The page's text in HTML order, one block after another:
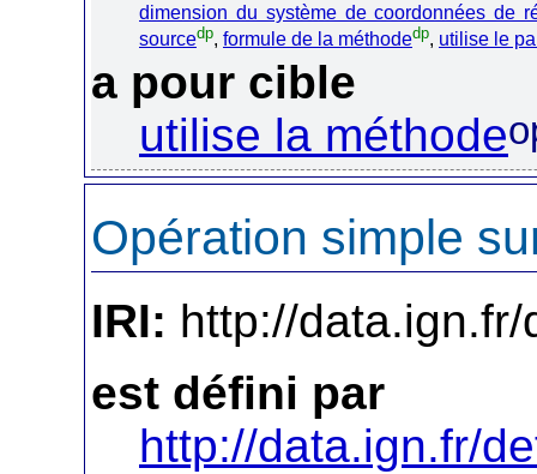
dimension du système de coordonnées de
sourcedp, formule de la méthodedp, utilise le
a pour cible
utilise la méthode
Opération simple
IRI: http://
est défini par
http://data.ign.fr/